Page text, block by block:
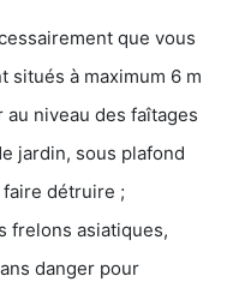
que vous
situés à maximum 6 m
niveau des faîtages
jardin, sous plafond
détruire ;
frelons asiatiques,
danger pour